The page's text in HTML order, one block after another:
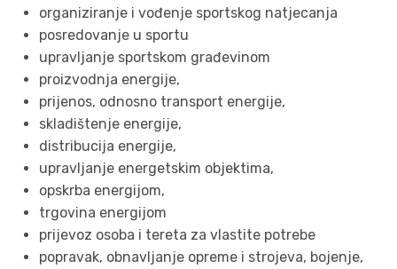
organiziranje i vođenje sportskog natjecanja
posredovanje u sportu
upravljanje sportskom građevinom
proizvodnja energije,
prijenos, odnosno transport energije,
skladištenje energije,
distribucija energije,
upravljanje energetskim objektima,
opskrba energijom,
trgovina energijom
prijevoz osoba i tereta za vlastite potrebe
popravak, obnavljanje opreme i strojeva, bojenje,